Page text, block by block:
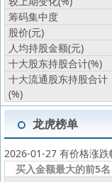
筹码集中度
股价(元)
人均持股金额(元)
十大股东持股合计(%)
十大流通股东持股合计
(%)
龙虎榜单
2026-01-27 有价格涨
买入金额最大的前5名